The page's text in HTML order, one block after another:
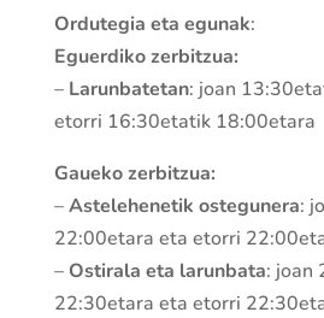
Ordutegia eta egunak:
Eguerdiko zerbitzua:
– Larunbatetan: joan
etorri 16:30etatik 18:00etara
Gaueko zerbitzua:
–Astelehenetik ostegunera:
22:00etara eta etorri
– Ostirala eta larunbata: joan
22:30etara eta etorri